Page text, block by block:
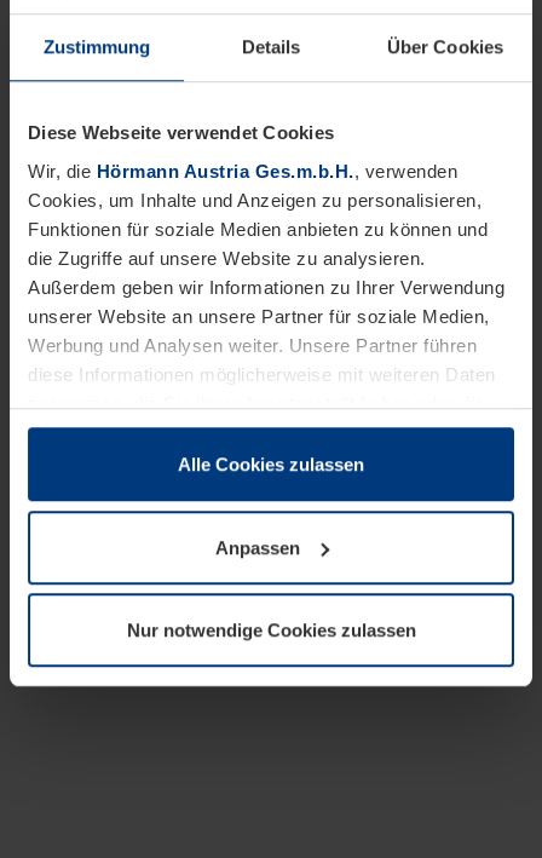
Zustimmung Details Über Cookies
Diese Webseite verwendet Cookies
Wir, die Hörmann Austria Ges.m.b.H., verwenden
Cookies, um Inhalte und Anzeigen zu personalisieren,
Funktionen für soziale Medien anbieten zu können und
die Zugriffe auf unsere Website zu analysieren.
Außerdem geben wir Informationen zu Ihrer Verwendung
unserer Website an unsere Partner für soziale Medien,
Werbung und Analysen weiter. Unsere Partner führen
diese Informationen möglicherweise mit weiteren Daten
zusammen, die Sie ihnen bereitgestellt haben oder die
sie im Rahmen Ihrer Nutzung der Dienste gesammelt
wenn diese für den Betrieb dieser Seite unbedingt
notwendig sind. Für alle anderen Cookie-Typen benötigen
wir Ihre Erlaubnis. Ihre Einwilligung können Sie jederzeit
Datenschutzerklärungunserer Website ändern oder
widerrufen.
Alle Cookies zulassen
Anpassen
Nur notwendige Cookies zulassen